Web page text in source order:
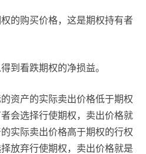
的购买价格，这是期权持有者
到看跌期权的净损益。
资产的实际卖出价格低于期权
会选择行使期权，卖出价格就
实际卖出价格高于期权的行权
放弃行使期权，卖出价格就是